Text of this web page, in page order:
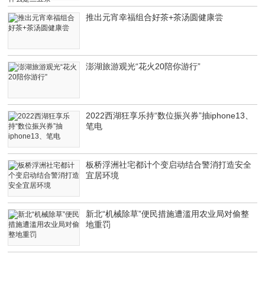
推出元宵幸福组合好茶+茶汤圆健康尝
澎湖旅游观光“花火20陪你游行”
2022西湖狂享乐持“数位振兴券”抽iphone13、
笔电
板桥浮洲社宅都计个变启动结合警消打造安全
宜居环境
新北“机械除草”便民措施遭滥用农业局对偷整
地重罚